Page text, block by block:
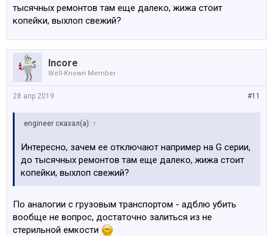
тысячных ремонтов там еще далеко, жижа стоит
копейки, выхлоп свежий?
Incore
Well-Known Member
#11
28 апр 2019
engineer сказал(а): ↑
Интересно, зачем ее отключают например на G серии,
до тысячных ремонтов там еще далеко, жижа стоит
копейки, выхлоп свежий?
По аналогии с грузовым транспортом - адблю убить
вообще не вопрос, достаточно залиться из не
стерильной емкости